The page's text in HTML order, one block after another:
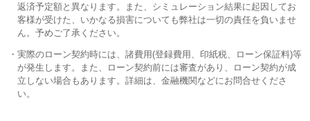
返済予定額と異なります。また、シミュレーション結果に起因してお
客様が受けた、いかなる損害についても弊社は一切の責任を負いませ
ん。予めご了承ください。
実際のローン契約時には、諸費用(登録費用、印紙税、ローン保証料)等
が発生します。また、ローン契約前には審査があり、ローン契約が成
立しない場合もあります。詳細は、金融機関などにお問合せくださ
い。